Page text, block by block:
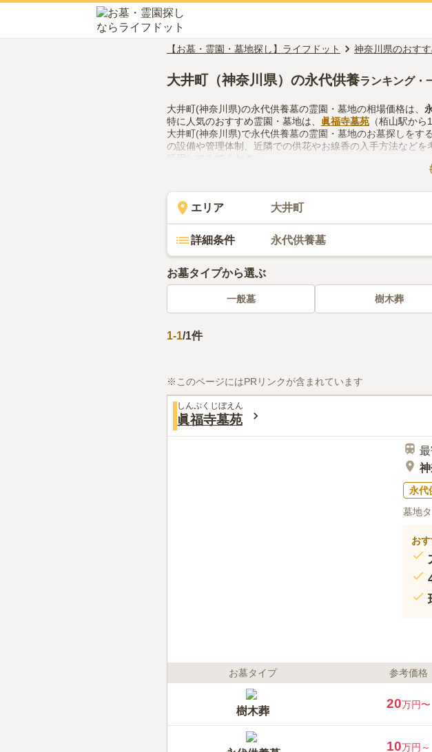
【お墓・霊園・墓地探し】ライフドット 神奈川県のおす
大井町（神奈川県）の永代供養ランキング・
大井町(神奈川県)の永代供養墓の霊園・墓地の相場価格は、
特に人気のおすすめ霊園・墓地は、 眞福寺墓苑 （栢山駅か
大井町(神奈川県)で永代供養墓の霊園・墓地のお墓探しを
の設備や管理体制、近隣での供花やお線香の入手方法など
活用してみてください。
エリア 大井町
詳細条件 永代供養墓
お墓タイプから選ぶ
一般墓 樹木葬
1-1/1件
※このページにはPRリンクが含まれています
しんぷくじぼえん
眞福寺墓苑
最
永代
墓地
お
ラ
お墓タイプ 参考価格
樹木葬
20万円〜
10万円～